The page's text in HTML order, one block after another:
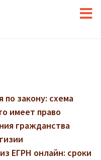
по закону: схема
имеет право
гражданства
ЕГРН онлайн: сроки